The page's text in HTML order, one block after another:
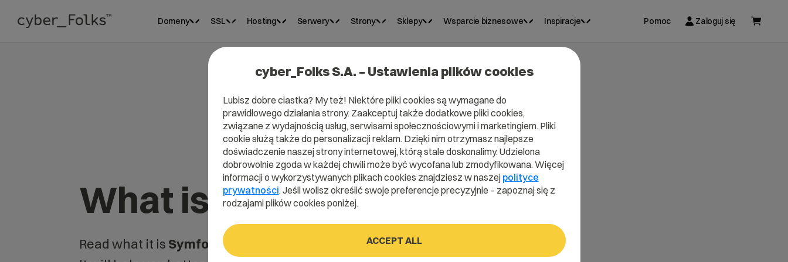
Domeny SSL Hosting Serwery Strony Sklepy Wsparcie biznesowe Inspiracje Pomoc Zaloguj się
What is Symfony?
Read what it is Symfonyin our dictionary.
cyber_Folks S.A. – Ustawienia plików cookies
Lubisz dobre ciastka? My też! Niektóre pliki cookies są wymagane do
prawidłowego działania strony. Zaakceptuj także dodatkowe pliki cookies,
związane z wydajnością usług, serwisami społecznościowymi i marketingiem. Pliki
cookie służą także do personalizacji reklam. Dzięki nim otrzymasz najlepsze
doświadczenie naszej strony internetowej, którą stale doskonalimy. Udzielona
dobrowolnie zgoda w każdej chwili może być wycofana lub zmodyfikowana. Więcej
informacji o wykorzystywanych plikach cookies znajdziesz w naszej polityce
prywatności. Jeśli wolisz określić swoje preferencje precyzyjnie – zapoznaj się z
rodzajami plików cookies poniżej.
ACCEPT ALL